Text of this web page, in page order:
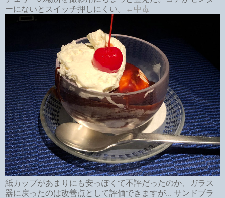
ーにないとスイッチ押しにくい。
←中毒
紙カップがあまりにも安っぽくて不評だったのか、ガラス
器に戻ったのは改善点として評価できますが... サンドブラ